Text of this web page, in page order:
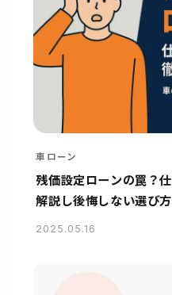
車ローン
残価設定ローンの罠？
解説し後悔しない選び
2025.05.16